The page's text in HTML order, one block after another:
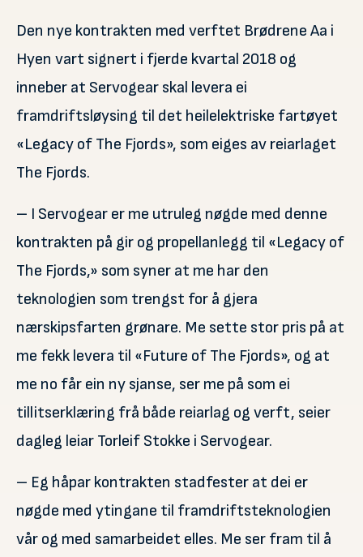
Den nye kontrakten med verftet Brødrene Aa i
Hyen vart signert i fjerde kvartal 2018 og
inneber at Servogear skal levera ei
framdriftsløysing til det heilelektriske fartøyet
«Legacy of The Fjords», som eiges av reiarlaget
The Fjords.
– I Servogear er me utruleg nøgde med denne
kontrakten på gir og propellanlegg til «Legacy of
The Fjords,» som syner at me har den
teknologien som trengst for å gjera
nærskipsfarten grønare. Me sette stor pris på at
me fekk levera til «Future of The Fjords», og at
me no får ein ny sjanse, ser me på som ei
tillitserklæring frå både reiarlag og verft, seier
dagleg leiar Torleif Stokke i Servogear.
– Eg håpar kontrakten stadfester at dei er
nøgde med ytingane til framdriftsteknologien
vår og med samarbeidet elles. Me ser fram til å